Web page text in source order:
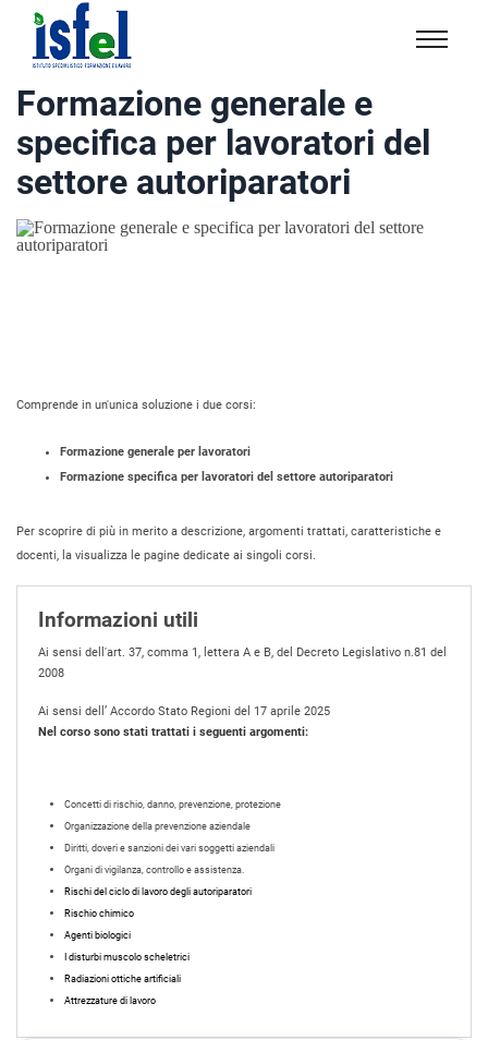
Isfel
Istituto
specialistico
formazione
lavoro
Formazione generale e
specifica per lavoratori del
settore autoriparatori
Comprende in un'unica soluzione i due corsi:
Formazione generale per lavoratori
Formazione specifica per lavoratori del settore autoriparatori
Per scoprire di più in merito a descrizione, argomenti trattati, caratteristiche e
docenti, la visualizza le pagine dedicate ai singoli corsi.
Informazioni utili
Ai sensi dell'art. 37, comma 1, lettera A e B, del Decreto Legislativo n.81 del
2008
Ai sensi dell’ Accordo Stato Regioni del 17 aprile 2025
Nel corso sono stati trattati i seguenti argomenti:
Concetti di rischio, danno, prevenzione, protezione
Organizzazione della prevenzione aziendale
Diritti, doveri e sanzioni dei vari soggetti aziendali
Organi di vigilanza, controllo e assistenza.
Rischi del ciclo di lavoro degli autoriparatori
Rischio chimico
Agenti biologici
I disturbi muscolo scheletrici
Radiazioni ottiche artificiali
Attrezzature di lavoro